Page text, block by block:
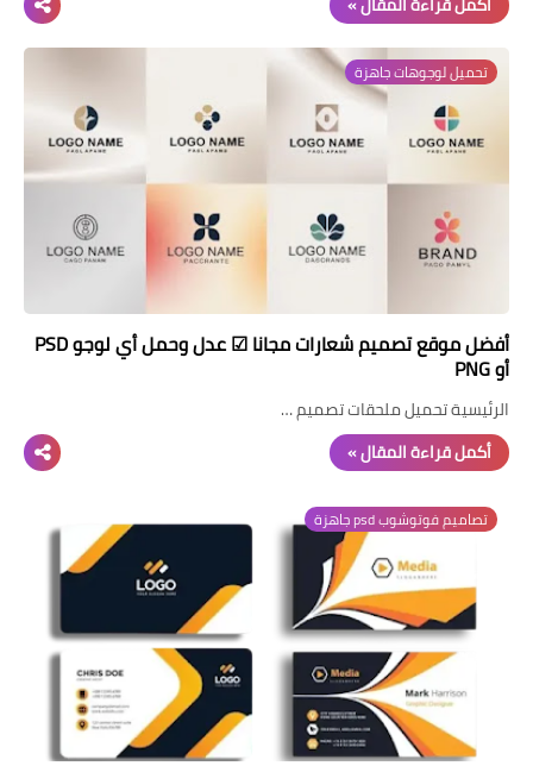
تحميل لوجوهات جاهزة
​أفضل موقع تصميم شعارات مجانا ☑ عدل وحمل أي لوجو PSD
أو PNG
الرئيسية تحميل ملحقات تصميم …
أكمل قراءة المقال »
تصاميم فوتوشوب psd جاهزة